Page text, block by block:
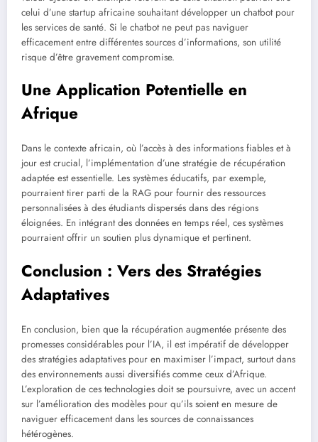
celui d’une startup africaine souhaitant développer un chatbot pour
les services de santé. Si le chatbot ne peut pas naviguer
efficacement entre différentes sources d’informations, son utilité
risque d’être gravement compromise.
Une Application Potentielle en
Afrique
Dans le contexte africain, où l’accès à des informations fiables et à
jour est crucial, l’implémentation d’une stratégie de récupération
adaptée est essentielle. Les systèmes éducatifs, par exemple,
pourraient tirer parti de la RAG pour fournir des ressources
personnalisées à des étudiants dispersés dans des régions
éloignées. En intégrant des données en temps réel, ces systèmes
pourraient offrir un soutien plus dynamique et pertinent.
Conclusion : Vers des Stratégies
Adaptatives
En conclusion, bien que la récupération augmentée présente des
promesses considérables pour l’IA, il est impératif de développer
des stratégies adaptatives pour en maximiser l’impact, surtout dans
des environnements aussi diversifiés comme ceux d’Afrique.
L’exploration de ces technologies doit se poursuivre, avec un accent
sur l’amélioration des modèles pour qu’ils soient en mesure de
naviguer efficacement dans les sources de connaissances
hétérogènes.